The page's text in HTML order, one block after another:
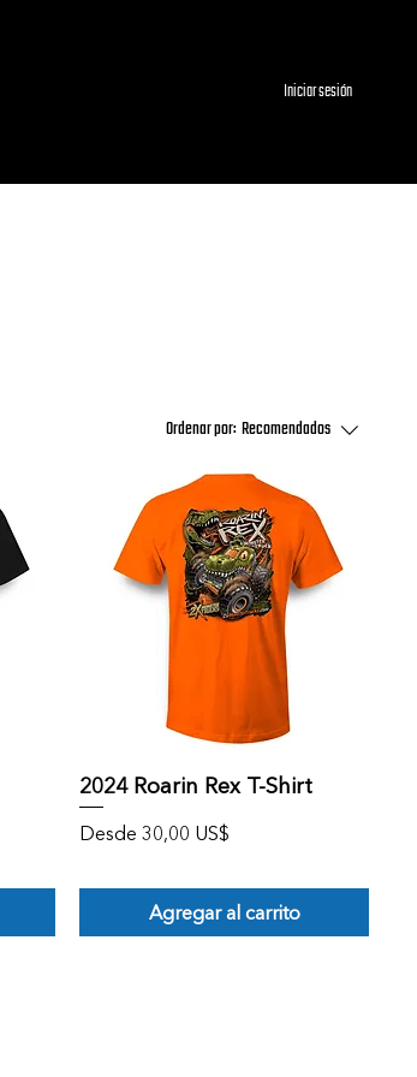
Iniciar sesión
Ordenar por:Recomendados
Vista rápida
2024 Roarin Rex T-Shirt
Desde30,00 US$
Precio de oferta
Agregar al carrito